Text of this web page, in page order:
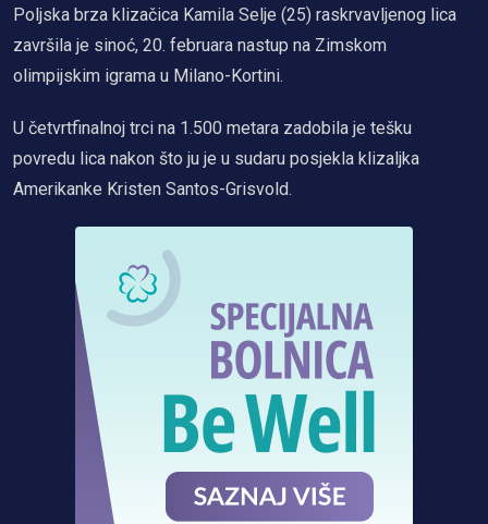
Poljska brza klizačica Kamila Selje (25) raskrvavljenog lica
završila je sinoć, 20. februara nastup na Zimskom
olimpijskim igrama u Milano-Kortini.
U četvrtfinalnoj trci na 1.500 metara zadobila je tešku
povredu lica nakon što ju je u sudaru posjekla klizaljka
Amerikanke Kristen Santos-Grisvold.